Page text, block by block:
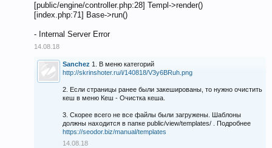
[public/engine/controller.php:28] Templ->render()
[index.php:71] Base->run()
- Internal Server Error
14.08.18
Sanchez 1. В меню категорий
http://skrinshoter.ru/i/140818/V3y6BRuh.png
2. Если страницы ранее были закешированы, то нужно очистить
кеш в меню Кеш - Очистка кеша.
3. Скорее всего не все файлы были загружены. Шаблоны
должны находится в папке public/view/templates/ . Подробнее
https://seodor.biz/manual/templates
14.08.18